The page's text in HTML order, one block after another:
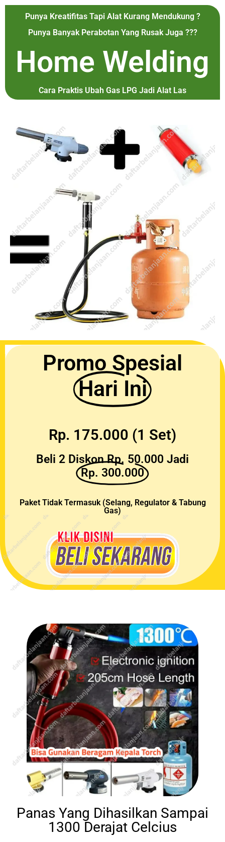
Punya Kreatifitas Tapi Alat Kurang Mendukung ?
Punya Banyak Perabotan Yang Rusak Juga ???
Home Welding
Cara Praktis Ubah Gas LPG Jadi Alat Las
Promo Spesial
Hari Ini
Rp. 175.000 (1 Set)
Beli 2 Diskon Rp. 50.000 Jadi
Rp. 300.000
Paket Tidak Termasuk (Selang, Regulator & Tabung
Gas)
Panas Yang Dihasilkan Sampai
1300 Derajat Celcius